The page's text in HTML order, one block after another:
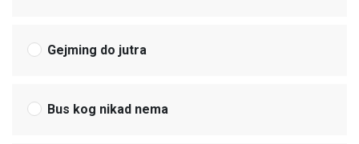
Gejming do jutra
Bus kog nikad nema